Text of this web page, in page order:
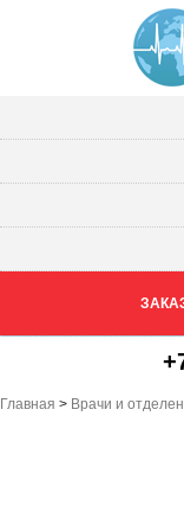
Главная > Врачи и